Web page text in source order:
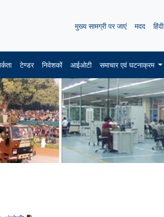
मुख्य सामग्री पर जाएं मदद हिंदी
टेण्डर निवेशकों आईओटी समाचार एवं घटनाक्रम